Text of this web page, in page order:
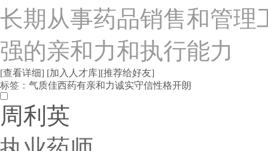
长期从事药品销售和管理
强的亲和力和执行能力
[查看详细] [加入人才库][推荐给好友]
标签： 气质佳西药有亲和力诚实守信性格开朗
周利英